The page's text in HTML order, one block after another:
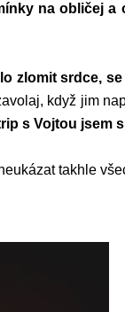
na obličej
zlomit srdce,
když jim
s Vojtou jsem
takhle